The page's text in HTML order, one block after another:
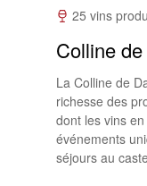
25 vins
Colline
La Colline de
richesse des
dont les vins
événements
séjours au